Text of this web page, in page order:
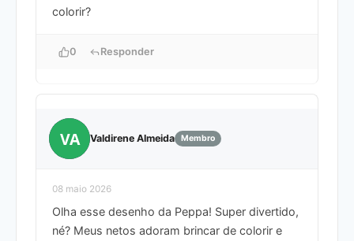
colorir?
0 Responder
VA Valdirene Almeida Membro
08 maio 2026
Olha esse desenho da Peppa! Super divertido,
né? Meus netos adoram brincar de colorir e